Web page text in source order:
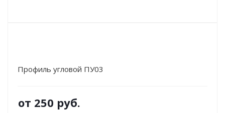
Профиль угловой ПУ03
от 250 руб.